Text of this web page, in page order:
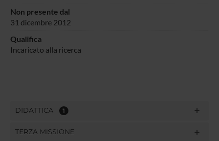
Non presente dal
31 dicembre 2012
Qualifica
Incaricato alla ricerca
DIDATTICA 1
TERZA MISSIONE